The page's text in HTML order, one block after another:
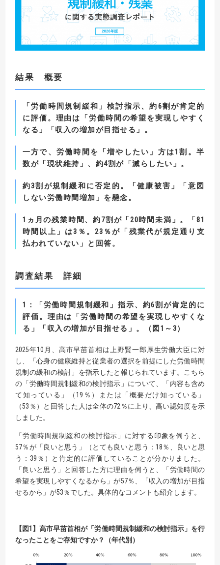
結果 概要
「労働時間規制緩和」検討指示、約6割が肯定的
に評価。 理由は「労働時間の希望を実現しやすく
なる」「収入の増加が目指せる」。
一方で、労働時間を「増やしたい」方は1 割。半
数が「現状維持」、約4割が「減らしたい」。
約3割が規制緩和に否定的。「健康被害」「意図
しない労働時間増加」を懸念。
1 ヵ月の残業時間、約7割が「20時間未満」。「81
時間以上」は3 ％。23 ％が「残業代が規定通り支
払われていない」と回答。
調査結果 詳細
1 ： 「労働時間規制緩和」指示、約6割が肯定的に
評価。 理由は「労働時間の希望を実現しやすくな
る」「収入の増加が目指せる」。（図 1 ～ 3）
2025年10月、高市早苗首相は上野賢一郎厚生労働大臣に対
し、「心身の健康維持と従業者の選択を前提にした労働時間
規制の緩和の検討」を指示したと報じられています。こちら
の「労働時間規制緩和の検討指示」について、「内容も含め
て知っている」（19％）または「概要だけ知っている」
（53％）と回答した人は全体の72％に上り、高い認知度を示
しました。
「労働時間規制緩和の検討指示」に対する印象を伺うと、
57％が「良いと思う」（とても良いと思う：18％、良いと思
う：39％）と肯定的に評価していることが分かりました。
「良いと思う」と回答した方に理由を伺うと、「労働時間の
希望を実現しやすくなるから」が57％、「収入の増加が目指
せるから」が53％でした。具体的なコメントも紹介します。
【 図1】高市早苗首相が「労働時間規制緩和の検討指示」を行
なったことをご存知ですか？（年代別）